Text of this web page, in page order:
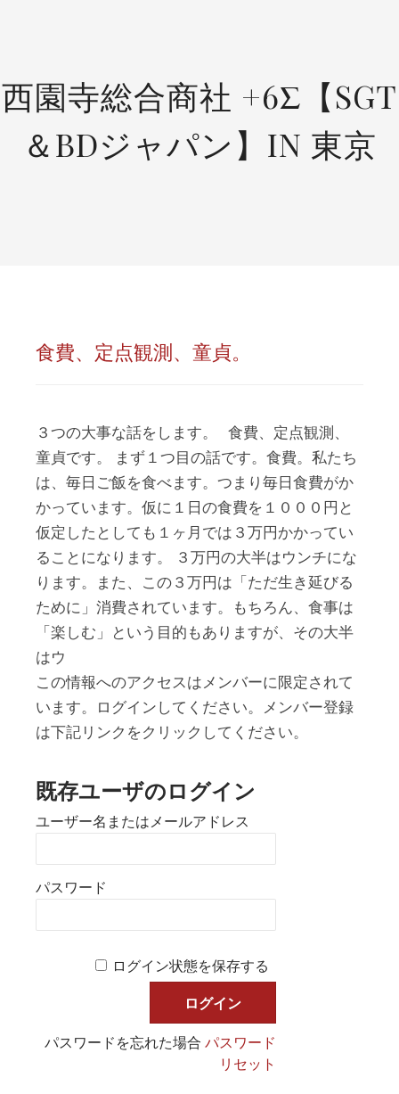
西園寺総合商社 +6Σ【SGT
＆BDジャパン】IN 東京
食費、定点観測、童貞。
３つの大事な話をします。 食費、定点観測、
童貞です。 まず１つ目の話です。食費。私たち
は、毎日ご飯を食べます。つまり毎日食費がか
かっています。仮に１日の食費を１０００円と
仮定したとしても１ヶ月では３万円かかってい
ることになります。 ３万円の大半はウンチにな
ります。また、この３万円は「ただ生き延びる
ために」消費されています。もちろん、食事は
「楽しむ」という目的もありますが、その大半
はウ
この情報へのアクセスはメンバーに限定されて
います。ログインしてください。メンバー登録
は下記リンクをクリックしてください。
既存ユーザのログイン
ユーザー名またはメールアドレス
パスワード
ログイン状態を保存する
パスワードを忘れた場合パスワード
リセット